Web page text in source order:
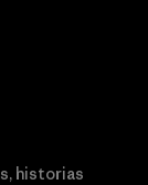
historias